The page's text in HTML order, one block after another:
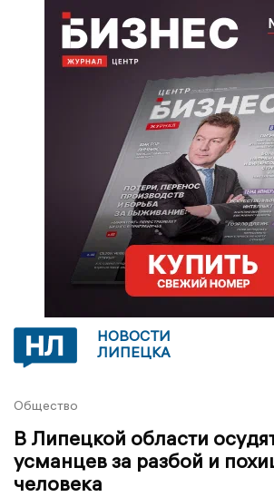
НОВОСТИ
ЛИПЕЦКА
Общество
В Липецкой области
усманцев за разбой и
человека